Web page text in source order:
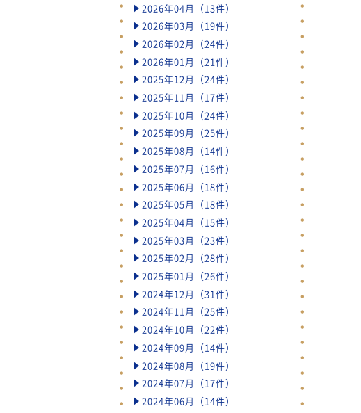
2026年04月（13件）
2026年03月（19件）
2026年02月（24件）
2026年01月（21件）
2025年12月（24件）
2025年11月（17件）
2025年10月（24件）
2025年09月（25件）
2025年08月（14件）
2025年07月（16件）
2025年06月（18件）
2025年05月（18件）
2025年04月（15件）
2025年03月（23件）
2025年02月（28件）
2025年01月（26件）
2024年12月（31件）
2024年11月（25件）
2024年10月（22件）
2024年09月（14件）
2024年08月（19件）
2024年07月（17件）
2024年06月（14件）